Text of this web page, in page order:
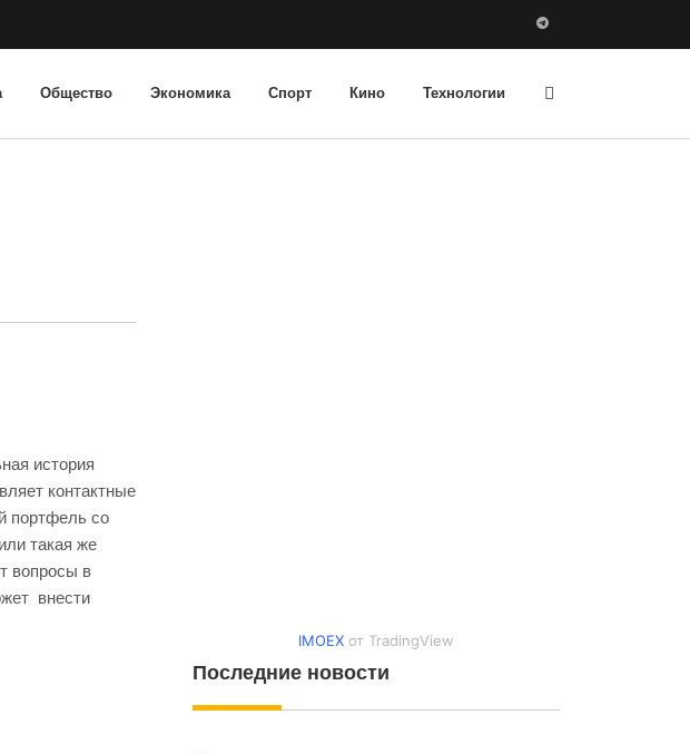
Общество Экономика Спорт Кино Технологии
история
контактные
портфель со
такая же
вопросы в
внести
IMOEX от TradingView
Последние новости